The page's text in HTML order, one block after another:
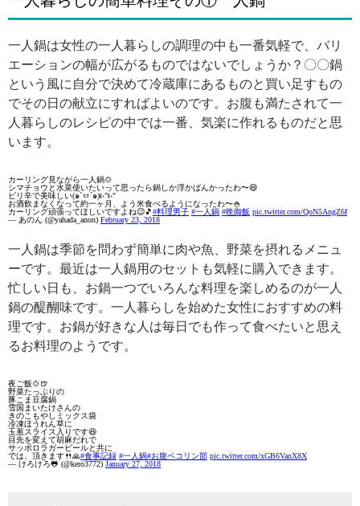
一人鍋は女性の一人暮らしの調理の中も一番気軽で、バリ
エーションの幅が広がるものではないでしょうか？〇〇鍋
という風に自分で決めて冷蔵庫にあるものと買い足すもの
でその日の献立にすればよいのです。お腹も満たされて一
人暮らしのレシピの中では一番、気楽に作れるものだと思
います。
カーリング見ながら一人鍋🍲
シマチョウと水菜使いたいって思ったら鍋しか浮かばんかったわ〜😄
ピリ辛で美味しい(๑´ㅂ`๑)ŧ‹"ŧ‹"
お酒飲まなくなって約一ヶ月、よう米食べるようになったわ〜🍚
カーリング頑張ってほしいですよね😉🎵#料理男子 #一人鍋 #晩御飯 pic.twitter.com/QoN5AngZ6f
— あのん (@yahada_anon) February 23, 2018
一人鍋は季節を問わず簡単に肉や魚、野菜を摂れるメニュ
ーです。最近は一人鍋用のセットも気軽に購入できます。
忙しい日も、お鍋一つでいろんな料理を楽しめるのが一人
鍋の醍醐味です。一人暮らしを始めた女性におすすめの料
理です。お鍋が好きな人は毎日でも作って食べたいと思え
るお料理のようです。
夜ご飯🍲🍺
野菜たっぷりの
豚こま豆腐鍋
雪国まいたけさんの
きのこもやしミックス袋
冷凍ほうれん草に
玉葱スライス入りです😆
目先を変えて胡麻だれで
サッポロラガービールと共に
では、頂きます🍴🙏#食事記録 #一人鍋#お腹ペコリン部 pic.twitter.com/xGB6VanX8X
— けろけろ🐸 (@kero3772) January 27, 2018